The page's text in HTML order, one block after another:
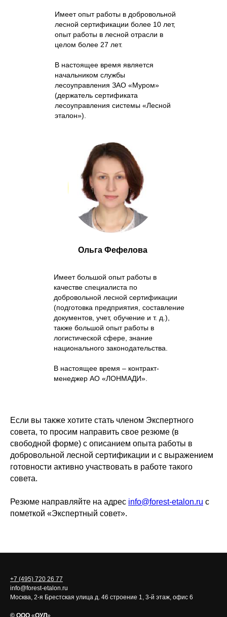
Ольга Фефелова
Имеет большой опыт работы в
качестве специалиста по
добровольной лесной сертификации
(подготовка предприятия, составление
документов, учет, обучение и т. д.),
также большой опыт работы в
логистической сфере, знание
национального законодательства.
В настоящее время – контракт-
менеджер АО «ЛОНМАДИ».
Имеет опыт работы в добровольной
лесной сертификации более 10 лет,
опыт работы в лесной отрасли в
целом более 27 лет.
В настоящее время является
начальником службы
лесоуправления ЗАО «Муром»
(держатель сертификата
лесоуправления системы «Лесной
эталон»).
Если вы также хотите стать членом Экспертного
совета, то просим направить свое резюме (в
свободной форме) с описанием опыта работы в
добровольной лесной сертификации и с выражением
готовности активно участвовать в работе такого
совета.
Резюме направляйте на адрес info@forest-etalon.ru с
пометкой «Экспертный совет».
+7 (495) 720 26 77
info@forest-etalon.ru
Москва, 2-я Брестская улица д. 46 строение 1, 3-й этаж, офис 6